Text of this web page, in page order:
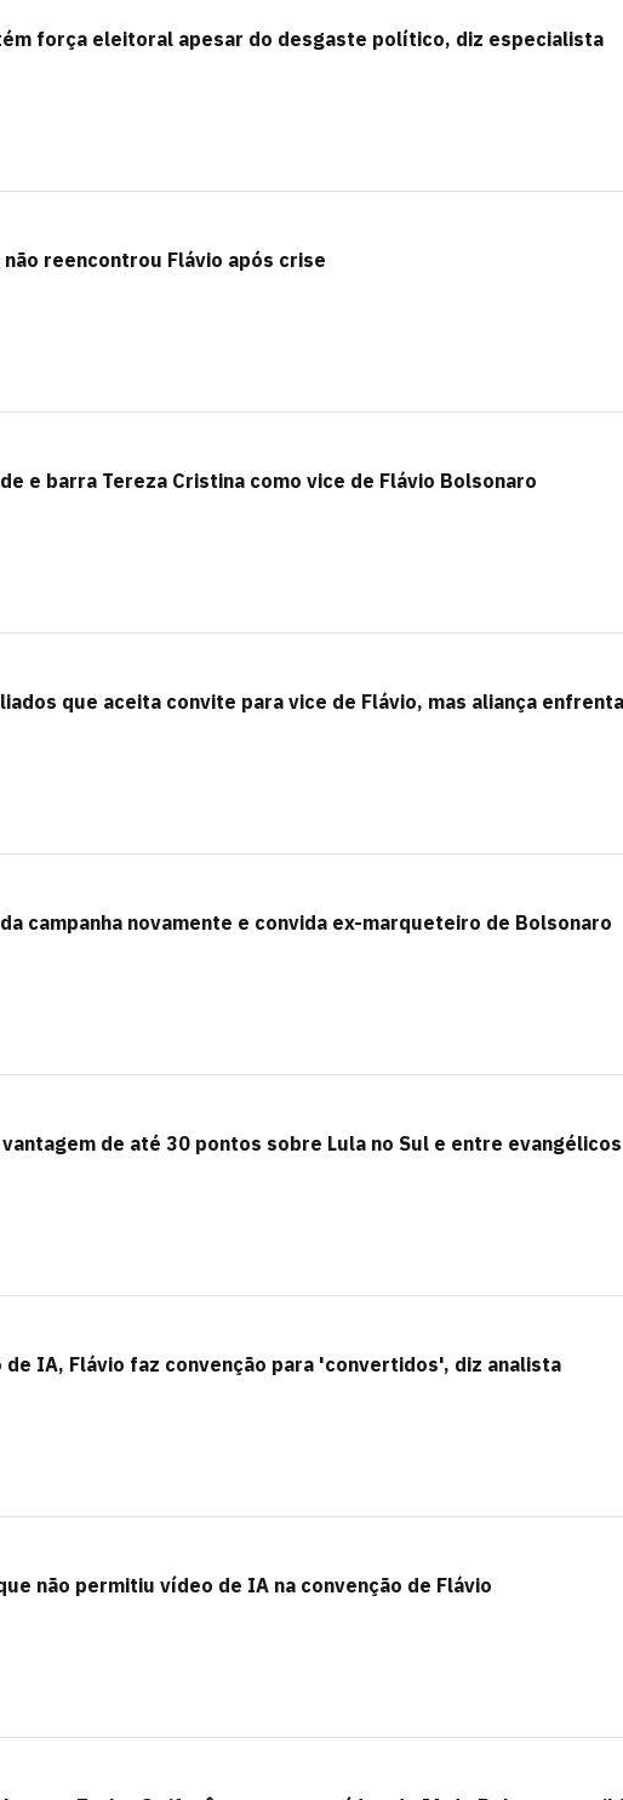
força eleitoral apesar do desgaste político, diz especialista
reencontrou Flávio após crise
e barra Tereza Cristina como vice de Flávio Bolsonaro
que aceita convite para vice de Flávio, mas aliança enfrenta
campanha novamente e convida ex-marqueteiro de Bolsonaro
de até 30 pontos sobre Lula no Sul e entre evangélicos
de IA, Flávio faz convenção para 'convertidos', diz analista
não permitiu vídeo de IA na convenção de Flávio